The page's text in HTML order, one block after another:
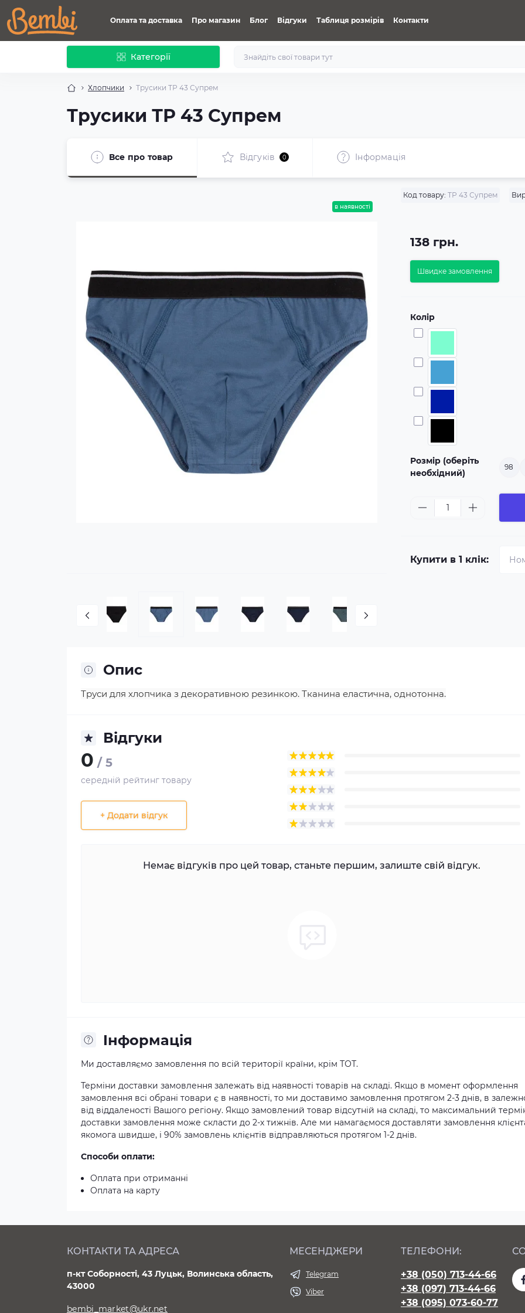
Оплата та доставка Про магазин Блог Відгуки Таблиця розмірів Контакти
Категорії
Хлопчики Трусики ТР 43 Супрем
Трусики ТР 43 Супрем
Все про товар Відгуків 0 Iнформація
в наявності
Код товару: ТР 43 Супрем
138 грн.
Швидке замовлення
Колір
Розмір (оберіть
необхідний)
98
Купити в 1 клік:
Опис
Труси для хлопчика з декоративною резинкою. Тканина еластична, однотонна.
Відгуки
0 / 5
середній рейтинг товару
+ Додати відгук
Немає відгуків про цей товар, станьте першим, залиште свій відгук.
Iнформація
Ми доставляємо замовлення по всій території країни, крім ТОТ.
Терміни доставки замовлення залежать від наявності товарів на складі. Якщо в момент оформлення
замовлення всі обрані товари є в наявності, то ми доставимо замовлення протягом 2-3 днів, в
від віддаленості Вашого регіону. Якщо замовлений товар відсутній на складі, то максимальний
доставки замовлення може скласти до 2-х тижнів. Але ми намагаємося доставляти замовлення
якомога швидше, і 90% замовлень клієнтів відправляються протягом 1-2 днів.
Способи оплати:
Оплата при отриманні
Оплата на карту
КОНТАКТИ ТА АДРЕСА
п-кт Соборності, 43 Луцьк, Волинська область,
43000
bembi_market@ukr.net
МЕСЕНДЖЕРИ
Telegram
Viber
ТЕЛЕФОНИ:
+38 (050) 713-44-66
+38 (097) 713-44-66
+38 (095) 073-60-77